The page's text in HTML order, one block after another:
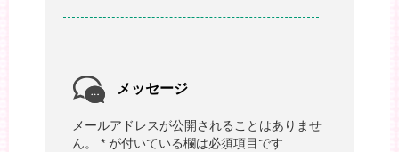
メッセージ
メールアドレスが公開されることはありませ
ん。
* が付いている欄は必須項目です